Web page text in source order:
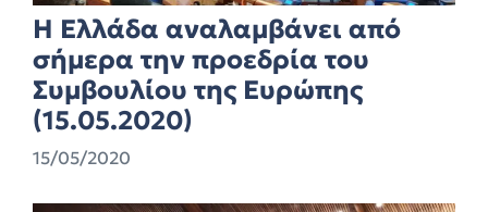
Η Ελλάδα αναλαμβάνει από
σήμερα την προεδρία του
Συμβουλίου της Ευρώπης
(15.05.2020)
15/05/2020